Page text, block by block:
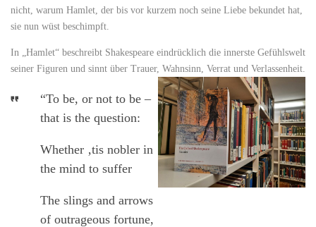
nicht, warum Hamlet, der bis vor kurzem noch seine Liebe bekundet hat,
sie nun wüst beschimpft.
In „Hamlet“ beschreibt Shakespeare eindrücklich die innerste Gefühlswelt
seiner Figuren und sinnt über Trauer, Wahnsinn, Verrat und Verlassenheit.
“To be, or not to be –
that is the question:
Whether ‚tis nobler in
the mind to suffer
The slings and arrows
of outrageous fortune,